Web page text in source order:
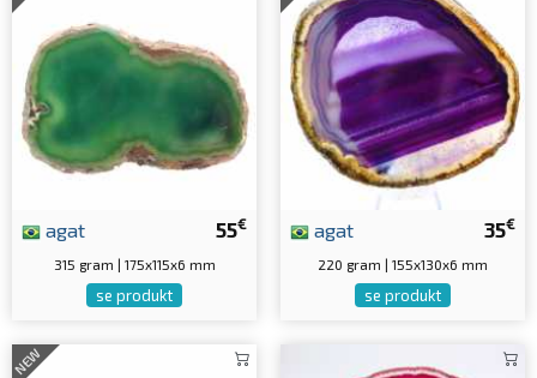
55€
agat
315 gram | 175x115x6 mm
se produkt
35€
agat
220 gram | 155x130x6 mm
se produkt
NEW